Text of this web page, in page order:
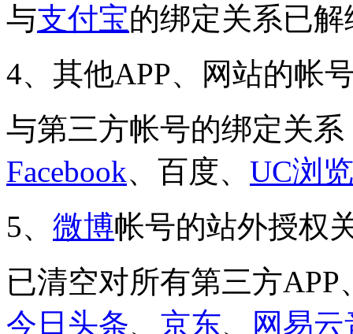
与支付宝的绑定关系已解
4、其他APP、网站的帐
与第三方帐号的绑定关系
Facebook、百度、 UC浏
5、 微博帐号的站外授权
已清空对所有第三方
今日头条、 京东、
网易